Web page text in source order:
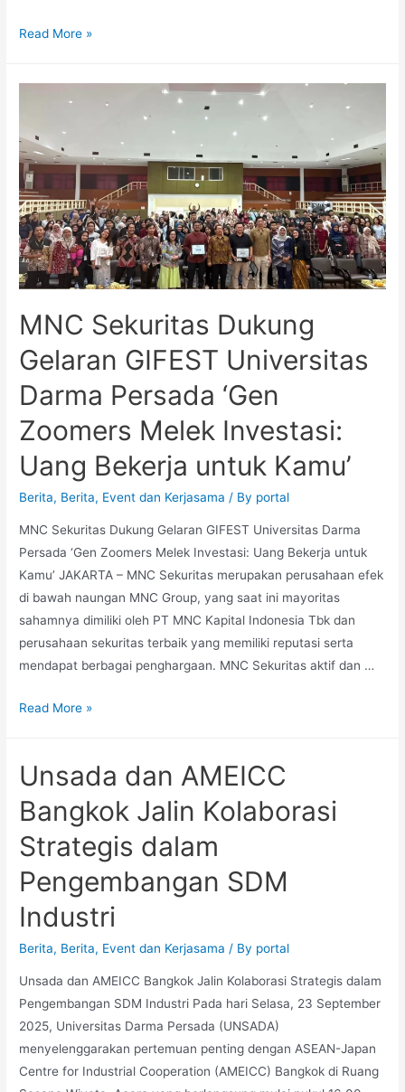
Read More »
MNC Sekuritas Dukung
Gelaran GIFEST Universitas
Darma Persada ‘Gen
Zoomers Melek Investasi:
Uang Bekerja untuk Kamu’
Berita, Berita, Event dan Kerjasama / By portal
MNC Sekuritas Dukung Gelaran GIFEST Universitas Darma
Persada ‘Gen Zoomers Melek Investasi: Uang Bekerja untuk
Kamu’ JAKARTA – MNC Sekuritas merupakan perusahaan efek
di bawah naungan MNC Group, yang saat ini mayoritas
sahamnya dimiliki oleh PT MNC Kapital Indonesia Tbk dan
perusahaan sekuritas terbaik yang memiliki reputasi serta
mendapat berbagai penghargaan. MNC Sekuritas aktif dan …
Read More »
Unsada dan AMEICC
Bangkok Jalin Kolaborasi
Strategis dalam
Pengembangan SDM
Industri
Berita, Berita, Event dan Kerjasama / By portal
Unsada dan AMEICC Bangkok Jalin Kolaborasi Strategis dalam
Pengembangan SDM Industri Pada hari Selasa, 23 September
2025, Universitas Darma Persada (UNSADA)
menyelenggarakan pertemuan penting dengan ASEAN-Japan
Centre for Industrial Cooperation (AMEICC) Bangkok di Ruang